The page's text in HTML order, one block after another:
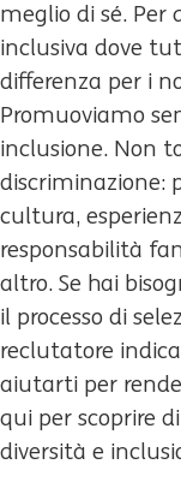
meglio di sé.
inclusiva dove
differenza per i
Promuoviamo
inclusione. Non
discriminazione:
cultura,
responsabilità
altro. Se hai
il processo di
reclutatore
aiutarti per
qui per scoprire
diversità e